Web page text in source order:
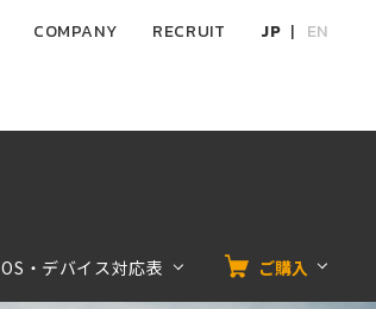
COMPANY RECRUIT JP EN
OS・デバイス対応表 ご購入